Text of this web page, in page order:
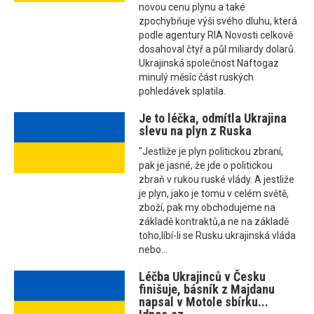
novou cenu plynu a také
zpochybňuje výši svého dluhu, která
podle agentury RIA Novosti celkově
dosahoval čtyř a půl miliardy dolarů.
Ukrajinská společnost Naftogaz
minulý měsíc část ruských
pohledávek splatila.
Je to léčka, odmítla Ukrajina
slevu na plyn z Ruska
"Jestliže je plyn politickou zbraní,
pak je jasné, že jde o politickou
zbraň v rukou ruské vlády. A jestliže
je plyn, jako je tomu v celém světě,
zboží, pak my obchodujeme na
základě kontraktů,a ne na základě
toho,líbí-li se Rusku ukrajinská vláda
nebo...
Léčba Ukrajinců v Česku
finišuje, básník z Majdanu
napsal v Motole sbírku...